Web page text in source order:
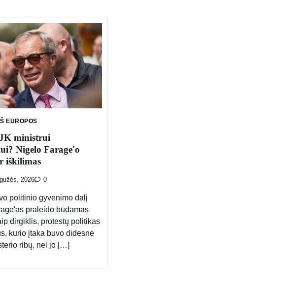
EUROPOS
ministrui
Nigelo Farage'o
iškilimas
2026 0
politinio gyvenimo dalį
praleido būdamas
dirgiklis, protestų politikas
kurio įtaka buvo didesnė
ribų, nei jo […]